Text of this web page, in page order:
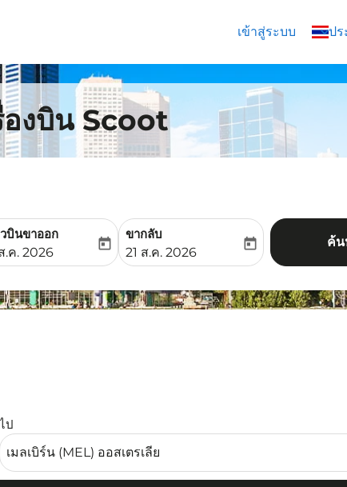
เข้าสู่ระบบ ปร
keyboard_arrow_down
องบิน Scoot
บินขาออก
departure-date-aria-label
.ค. 2026
today
ขากลับ
fc-booking-return-date-aria-label
21 ส.ค. 2026
today ค้น
ไป
เสนอ